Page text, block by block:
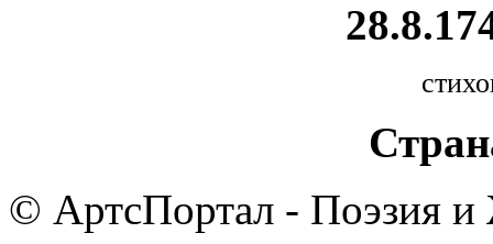
© АртсПортал - Поэзия